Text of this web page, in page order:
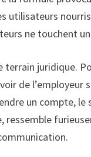
utilisateurs
ne touchent
terrain juridique.
de
un compte,